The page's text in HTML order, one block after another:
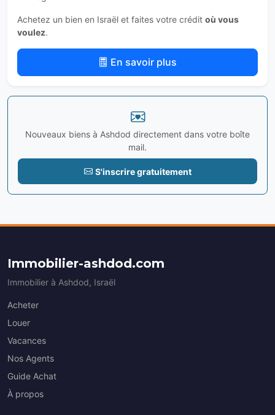
Achetez un bien en Israël et faites votre crédit où vous
voulez.
En savoir plus
Nouveaux biens à Ashdod directement dans votre boîte
mail.
S'inscrire gratuitement
Immobilier-ashdod.com
Immobilier à Ashdod, Israël
Acheter
Louer
Vacances
Nos Agents
Guide Achat
À propos